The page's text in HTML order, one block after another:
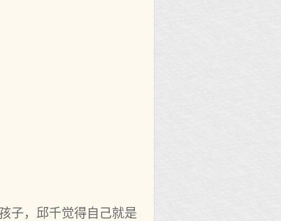
子，邱千觉得自己就是